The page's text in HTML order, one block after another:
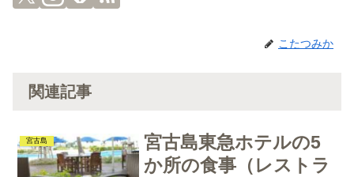
こたつみか
関連記事
宮古島
宮古島東急ホテルの5
か所の食事（レストラ